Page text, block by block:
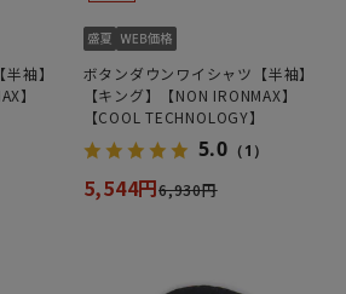
袖】
】
ボタンダウンワイシャツ【半袖】
【キング】【NON IRONMAX】
【COOL TECHNOLOGY】
5.0 （1）
5,544円6,930円